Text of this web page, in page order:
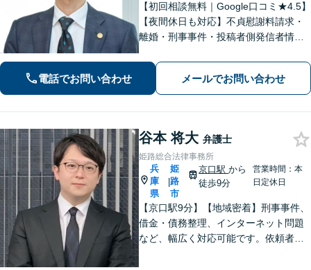
【初回相談無料｜Google口コミ★4.5】
【夜間休日も対応】不貞慰謝料請求・
離婚・刑事事件・投稿者側発信者情報
メイドのサービスで問題解決や事業の
推進を強力にサポート【宝塚駅徒歩2分
｜電話・WEB面談で全国対応】
電話でお問い合わせ メールでお問い合わせ
谷本 将大 弁護士
姫路総合法律事務所
兵
庫
県
|
姫
路
市
京口駅から
徒歩9分
営業時間：本
日定休日
【京口駅9分】【地域密着】刑事事件、
借金・債務整理、インターネット問題
など、幅広く対応可能です。依頼者さ